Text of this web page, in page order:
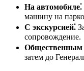
На автомобиле⁚
машину на
С экскурсией⁚
сопровождение.
Общественным
затем до